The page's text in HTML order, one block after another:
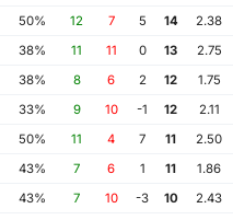
50% 12 7 5 14
2.38
38% 11 11 0 13
2.75
38% 8 6 2 12
1.75
33% 9 10 -1 12
2.11
50% 11 4 7 11
2.50
43% 7 6 1 11
1.86
43% 7 10 -3 10
2.43